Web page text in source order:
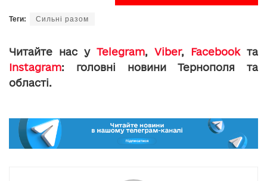
Теги: Сильні разом
Читайте нас у Telegram, Viber, Facebookта
Instagram: головні новини Тернополя та
області.